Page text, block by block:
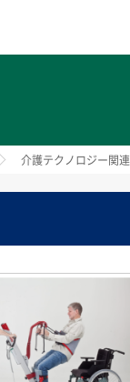
介護テクノロジー関